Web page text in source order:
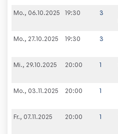
Mo., 06.10.2025 19:30 3
Mo., 27.10.2025 19:30 3
Mi., 29.10.2025 20:00 1
Mo., 03.11.2025 20:00 1
Fr., 07.11.2025 20:00 1